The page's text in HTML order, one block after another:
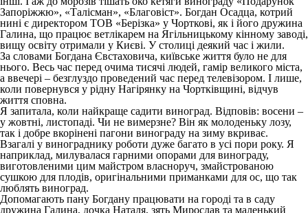
Запоріжжю», «Талісман», «Благовіст». Богдан Осадца, котрий
нині є директором ТОВ «Берізка» у Чорткові, як і його дружина
Галина, що працює ветлікарем на Ягільницькому кінному заводі,
вищу освіту отримали у Києві. У столиці деякий час і жили.
За словами Богдана Євстаховича, київське життя було не для
нього. Весь час перед очима тисячі людей, гамір великого міста,
а ввечері – безглуздо проведений час перед телевізором. І лише,
коли повернувся у рідну Нагірянку на Чортківщині, відчув
життя сповна.
Я запитала, коли найкраще садити виноград. Відповів: восени –
у жовтні, листопаді. Чи не вимерзне? Він як молоденьку лозу,
так і добре вкорінені пагони винограду на зиму вкриває.
Взагалі у винограднику роботи дуже багато в усі пори року. Я
наприклад, милувалася гарними опорами для винограду,
виготовленими цим майстром власноруч, змайстрованою
сушкою для плодів, оригінальними приманками для ос, що так
люблять виноград.
Допомагають пану Богдану працювати на городі та в саду
дружина Галина, дочка Наталя, зять Мирослав та маленький